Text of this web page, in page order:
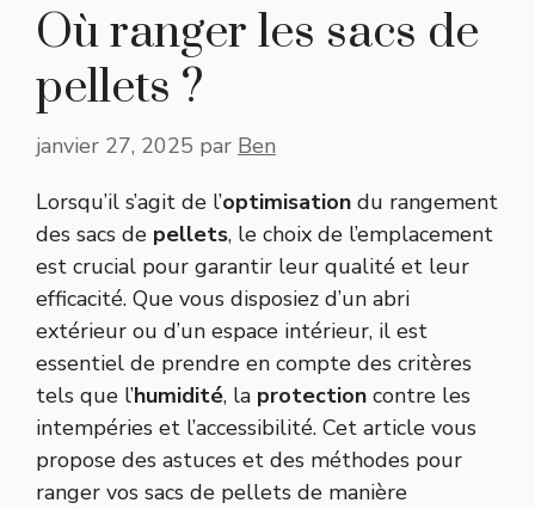
Où ranger les sacs de
pellets ?
janvier 27, 2025 par Ben
Lorsqu’il s’agit de l’optimisation du rangement
des sacs de pellets, le choix de l’emplacement
est crucial pour garantir leur qualité et leur
efficacité. Que vous disposiez d’un abri
extérieur ou d’un espace intérieur, il est
essentiel de prendre en compte des critères
tels que l’humidité, la protection contre les
intempéries et l’accessibilité. Cet article vous
propose des astuces et des méthodes pour
ranger vos sacs de pellets de manière